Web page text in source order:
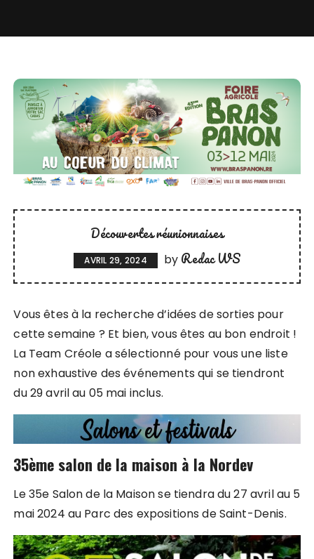
Découvertes réunionnaises
AVRIL 29, 2024 by Redac WS
Vous êtes à la recherche d’idées de sorties pour
cette semaine ? Et bien, vous êtes au bon endroit !
La Team Créole a sélectionné pour vous une liste
non exhaustive des événements qui se tiendront
du 29 avril au 05 mai inclus.
35ème salon de la maison à la Nordev
Le 35e Salon de la Maison se tiendra du 27 avril au 5
mai 2024 au Parc des expositions de Saint-Denis.